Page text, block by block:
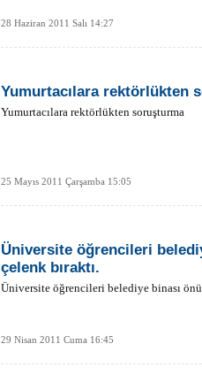
28 Haziran 2011 Salı 14:27
Yumurtacılara rektörlükten
Yumurtacılara rektörlükten soruşturma
25 Mayıs 2011 Çarşamba 15:05
Üniversite öğrencileri
çelenk bıraktı.
Üniversite öğrencileri belediye binası
29 Nisan 2011 Cuma 16:45